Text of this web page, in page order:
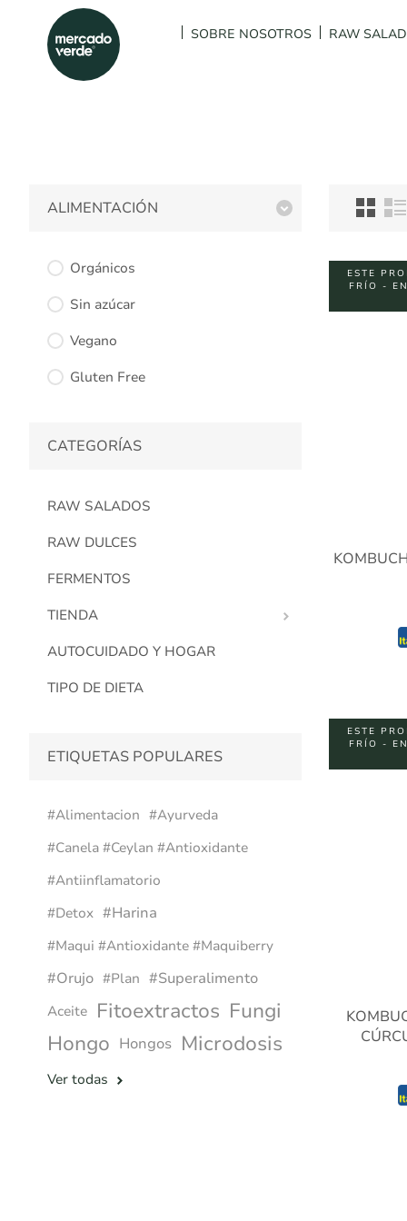
SOBRE NOSOTROS RAW
ESTE
FRÍO -
ESTE
FRÍO -
ALIMENTACIÓN
Orgánicos
Sin azúcar
Vegano
Gluten Free
CATEGORÍAS
RAW SALADOS
RAW DULCES
FERMENTOS
TIENDA
AUTOCUIDADO Y HOGAR
TIPO DE DIETA
ETIQUETAS POPULARES
#alimentacion #ayurveda
#canela #ceylan #antioxidante
#antiinflamatorio
#detox #harina
#maqui #antioxidante #maquiberry
#orujo #plan #superalimento
Aceite Fitoextractos Fungi
Hongo Hongos Microdosis
Ver todas